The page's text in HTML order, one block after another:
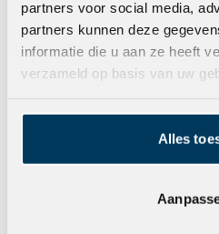
partners voor social media,
partners kunnen deze
informatie die u aan ze heeft
verzameld op basis van uw
Alles